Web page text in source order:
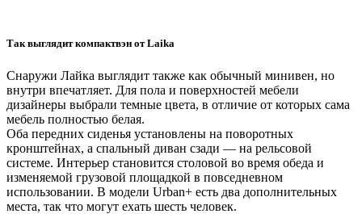
Так выглядит компактвэн от Laika
Снаружи Лайка выглядит также как обычный минивен, но
внутри впечатляет. Для пола и поверхностей мебели
дизайнеры выбрали темные цвета, в отличие от которых сама
мебель полностью белая.
Оба передних сиденья установлены на поворотных
кронштейнах, а спальный диван сзади — на рельсовой
системе. Интерьер становится столовой во время обеда и
изменяемой грузовой площадкой в повседневном
использовании. В модели Urban+ есть два дополнительных
места, так что могут ехать шесть человек.